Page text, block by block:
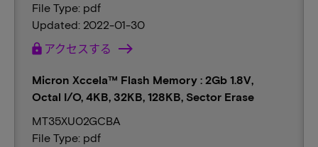
File Type: pdf
Updated: 2022-01-30
lock アクセスする
Micron Xccela™ Flash Memory : 2Gb 1.8V,
Octal I/O, 4KB, 32KB, 128KB, Sector Erase
MT35XU02GCBA
File Type: pdf